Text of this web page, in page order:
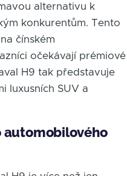
alternativu k
konkurentům. Tento
čínském
očekávají prémiové
H9 tak představuje
luxusních SUV a
automobilového